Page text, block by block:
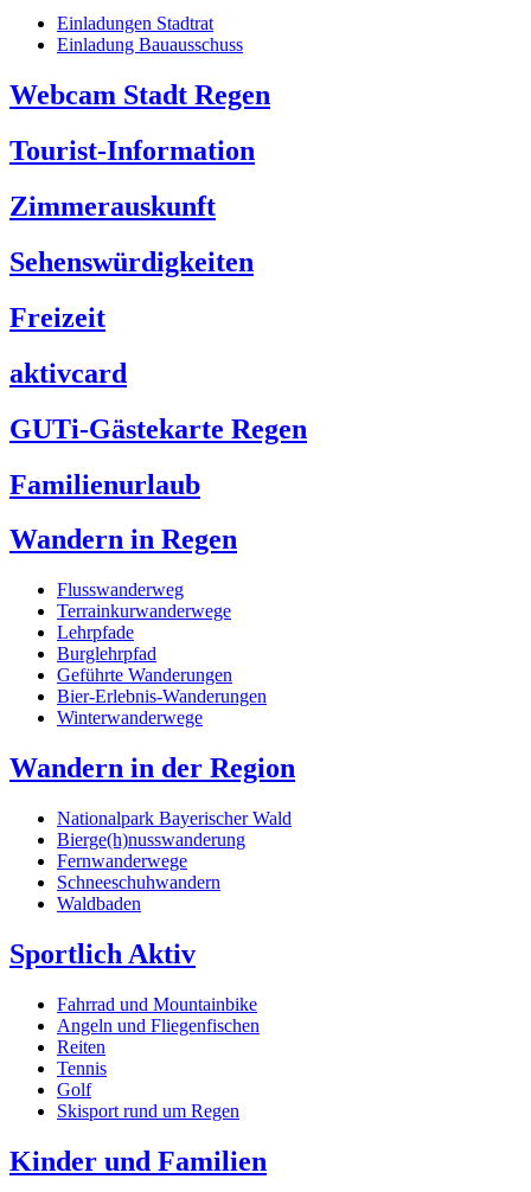
Einladungen Stadtrat
Einladung Bauausschuss
Webcam Stadt Regen
Tourist-Information
Zimmerauskunft
Sehenswürdigkeiten
Freizeit
aktivcard
GUTi-Gästekarte Regen
Familienurlaub
Wandern in Regen
Flusswanderweg
Terrainkurwanderwege
Lehrpfade
Burglehrpfad
Geführte Wanderungen
Bier-Erlebnis-Wanderungen
Winterwanderwege
Wandern in der Region
Nationalpark Bayerischer Wald
Bierge(h)nusswanderung
Fernwanderwege
Schneeschuhwandern
Waldbaden
Sportlich Aktiv
Fahrrad und Mountainbike
Angeln und Fliegenfischen
Reiten
Tennis
Golf
Skisport rund um Regen
Kinder und Familien